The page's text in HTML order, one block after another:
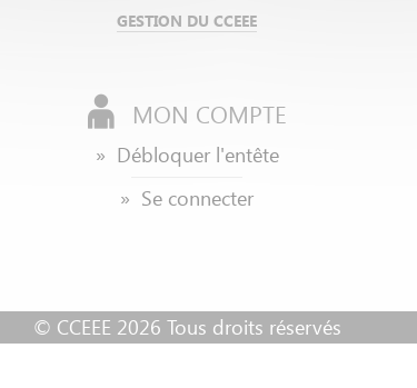
GESTION DU CCEEE
MON COMPTE
» Débloquerl'entête
» Se connecter
© CCEEE 2026 Tous droits réservés